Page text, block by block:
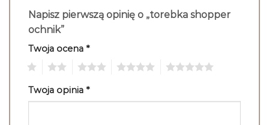
Napisz pierwszą opinię o „torebka shopper
ochnik”
Twoja ocena *
Twoja opinia *